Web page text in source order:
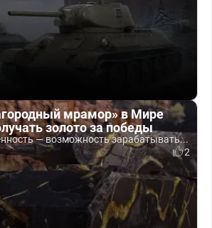
мрамор» в Мире
золото за победы
— возможность зарабатывать...
2